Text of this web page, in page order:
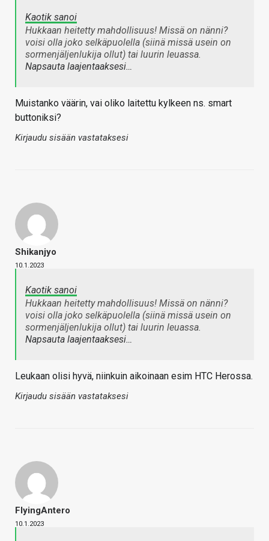
Kaotik sanoi
Hukkaan heitetty mahdollisuus! Missä on nänni?
voisi olla joko selkäpuolella (siinä missä usein on
sormenjäljenlukija ollut) tai luurin leuassa.
Napsauta laajentaaksesi…
Muistanko väärin, vai oliko laitettu kylkeen ns. smart
buttoniksi?
Kirjaudu sisään vastataksesi
Shikanjyo
10.1.2023
Kaotik sanoi
Hukkaan heitetty mahdollisuus! Missä on nänni?
voisi olla joko selkäpuolella (siinä missä usein on
sormenjäljenlukija ollut) tai luurin leuassa.
Napsauta laajentaaksesi…
Leukaan olisi hyvä, niinkuin aikoinaan esim HTC Herossa.
Kirjaudu sisään vastataksesi
FlyingAntero
10.1.2023